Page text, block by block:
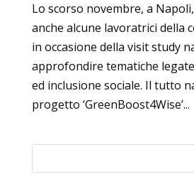
Lo scorso novembre, a
anche alcune lavoratrici della
in occasione della visit study
approfondire tematiche
ed inclusione sociale. Il tutto
progetto ‘GreenBoost4Wise’...